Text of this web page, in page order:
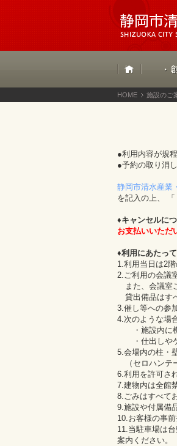
HOME 施設のご
●利用内容が規
●予約の取り消
静岡市清水産業
を記入の上、
♦キャンセルに
お支払いいただ
♦利用にあたっ
1.利用当日は2
2.ご利用の会議
また、会議室
貸出備品はす
3.催し等への参
4.次のような場
・施設内に機
・仕出しやケ
5.会場内の柱・
（セロハンテ
6.利用を許可さ
7.建物内は全館
8.ごみはすべて
9.施設や付属備
10.お客様の事
11.当駐車場は
案内ください。